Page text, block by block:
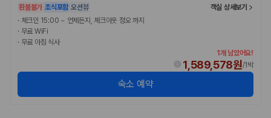
환불불가 조식포함 오션뷰
객실 상세보기
· 체크인 15:00 ~ 언제든지, 체크아웃 정오 까지
· 무료 WiFi
· 무료 아침 식사
1개 남았어요!
1,589,578원/1박
숙소 예약